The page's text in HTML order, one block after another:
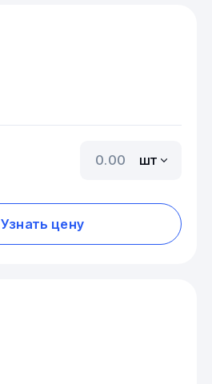
шт
Узнать цену